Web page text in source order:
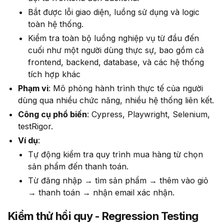
Bắt được lỗi giao diện, luồng sử dụng và logic
toàn hệ thống.
Kiểm tra toàn bộ luồng nghiệp vụ từ đầu đến
cuối như một người dùng thực sự, bao gồm cả
frontend, backend, database, và các hệ thống
tích hợp khác
Phạm vi: Mô phỏng hành trình thực tế của người
dùng qua nhiều chức năng, nhiều hệ thống liên kết.
Công cụ phổ biến: Cypress, Playwright, Selenium,
testRigor.
Ví dụ:
Tự động kiểm tra quy trình mua hàng từ chọn
sản phẩm đến thanh toán.
Từ đăng nhập → tìm sản phẩm → thêm vào giỏ
→ thanh toán → nhận email xác nhận.
Kiểm thử hồi quy - Regression Testing